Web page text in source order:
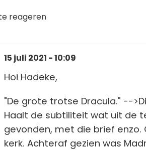
reageren
15 juli 2021 - 10:09
Hoi Hadeke,
"De grote trotse Dracula." --
Haalt de subtiliteit wat uit de
gevonden, met die brief enzo.
kerk. Achteraf gezien was